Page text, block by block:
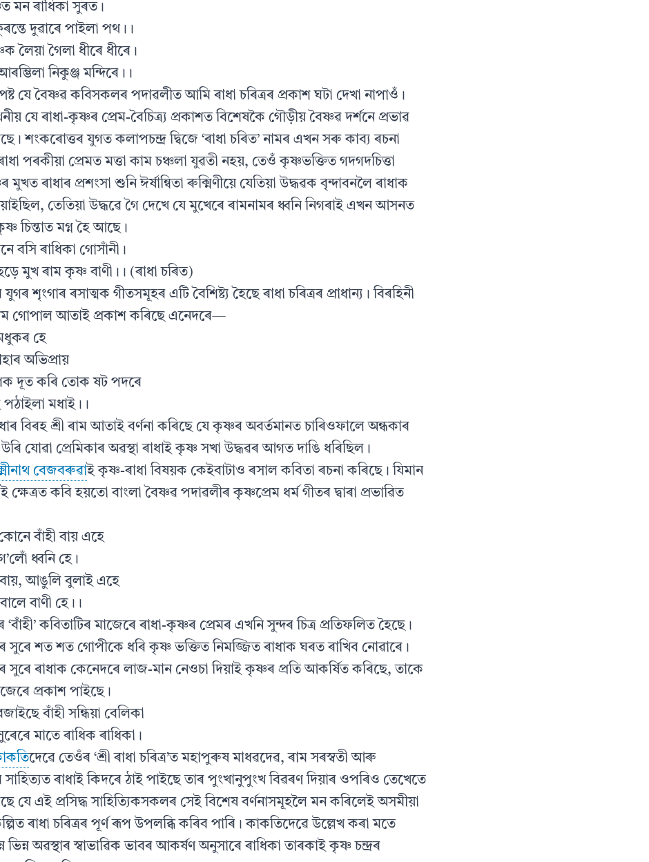
মন ৰাধিকা সুৰত।
দুৱাৰে পাইলা পথ।।
লৈয়া গৈলা ধীৰে ধীৰে।
নিকুঞ্জ মন্দিৰে।।
যে বৈষ্ণৱ কবিসকলৰ পদাৱলীত আমি ৰাধা চৰিত্ৰৰ প্ৰকাশ ঘটা দেখা নাপাওঁ।
যে ৰাধা-কৃষ্ণৰ প্ৰেম-বৈচিত্ৰ্য প্ৰকাশত বিশেষকৈ গৌড়ীয় বৈষ্ণৱ দৰ্শনে প্ৰভাৱ
শংকৰোত্তৰ যুগত কলাপচন্দ্ৰ দ্বিজে ‘ৰাধা চৰিত’ নামৰ এখন সৰু কাব্য ৰচনা
পৰকীয়া প্ৰেমত মত্তা কাম চঞ্চলা যুৱতী নহয়, তেওঁ কৃষ্ণভক্তিত গদগদচিত্তা
মুখত ৰাধাৰ প্ৰশংসা শুনি ঈৰ্ষান্বিতা ৰুক্মিণীয়ে যেতিয়া উদ্ধৱক বৃন্দাবনলৈ ৰাধাক
তেতিয়া উদ্ধৱে গৈ দেখে যে মুখেৰে ৰামনামৰ ধ্বনি নিগৰাই এখন আসনত
চিন্তাত মগ্ন হৈ আছে।
বসি ৰাধিকা গোসাঁনী।
মুখ ৰাম কৃষ্ণ বাণী।। (ৰাধা চৰিত)
শৃংগাৰ ৰসাত্মক গীতসমূহৰ এটি বৈশিষ্ট্য হৈছে ৰাধা চৰিত্ৰৰ প্ৰাধান্য। বিৰহিনী
গোপাল আতাই প্ৰকাশ কৰিছে এনেদৰে—
হে
অভিপ্ৰায়
দূত কৰি তোক ষট পদৰে
মধাই।।
বিৰহ শ্ৰী ৰাম আতাই বৰ্ণনা কৰিছে যে কৃষ্ণৰ অবৰ্তমানত চাৰিওফালে অন্ধকাৰ
যোৱা প্ৰেমিকাৰ অৱস্থা ৰাধাই কৃষ্ণ সখা উদ্ধৱৰ আগত দাঙি ধৰিছিল।
বেজবৰুৱাই কৃষ্ণ-ৰাধা বিষয়ক কেইবাটাও ৰসাল কবিতা ৰচনা কৰিছে। যিমান
ক্ষেত্ৰত কবি হয়তো বাংলা বৈষ্ণৱ পদাৱলীৰ কৃষ্ণপ্ৰেম ধৰ্ম গীতৰ দ্বাৰা প্ৰভাৱিত
বাঁহী বায় এহে
ধ্বনি হে।
বায়, আঙুলি বুলাই এহে
বাণী হে।।
কবিতাটিৰ মাজেৰে ৰাধা-কৃষ্ণৰ প্ৰেমৰ এখনি সুন্দৰ চিত্ৰ প্ৰতিফলিত হৈছে।
সুৰে শত শত গোপীকে ধৰি কৃষ্ণ ভক্তিত নিমজ্জিত ৰাধাক ঘৰত ৰাখিব নোৱাৰে।
সুৰে ৰাধাক কেনেদৰে লাজ-মান নেওচা দিয়াই কৃষ্ণৰ প্ৰতি আকৰ্ষিত কৰিছে, তাকে
প্ৰকাশ পাইছে।
বাঁহী সন্ধিয়া বেলিকা
মাতে ৰাধিক ৰাধিকা।
দেৱে তেওঁৰ ‘শ্ৰী ৰাধা চৰিত্ৰ’ত মহাপুৰুষ মাধৱদেৱ, ৰাম সৰস্বতী আৰু
সাহিত্যত ৰাধাই কিদৰে ঠাই পাইছে তাৰ পুংখানুপুংখ বিৱৰণ দিয়াৰ ওপৰিও তেখেতে
যে এই প্ৰসিদ্ধ সাহিত্যিকসকলৰ সেই বিশেষ বৰ্ণনাসমূহলৈ মন কৰিলেই অসমীয়া
ৰাধা চৰিত্ৰৰ পূৰ্ণ ৰূপ উপলব্ধি কৰিব পাৰি। কাকতিদেৱে উল্লেখ কৰা মতে
ভিন্ন অৱস্থাৰ স্বাভাৱিক ভাবৰ আকৰ্ষণ অনুসাৰে ৰাধিকা তাৰকাই কৃষ্ণ চন্দ্ৰৰ